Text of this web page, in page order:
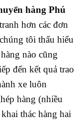
hàng Phú
hơn các đơn
tôi thấu hiểu
nào cũng
đến kết quả trao
xe luôn
hàng (nhiều
thác hàng hai